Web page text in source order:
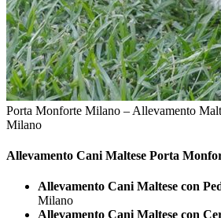
Porta Monforte Milano – Allevamento
Milano
Allevamento Cani Maltese Porta
Allevamento Cani Maltese con
Milano
Allevamento Cani Maltese con